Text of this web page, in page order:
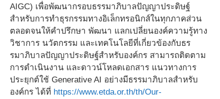
AIGC) เพื่อพัฒนากรอบธรรมาภิบาลปัญญาประดิษฐ์
สำหรับการทำธุรกรรมทางอิเล็กทรอนิกส์ในทุกภาคส่วน
ตลอดจนให้คำปรึกษา พัฒนา แลกเปลี่ยนองค์ความรู้ทาง
วิชาการ นวัตกรรม และเทคโนโลยีที่เกี่ยวข้องกับธร
รมาภิบาลปัญญาประดิษฐ์สำหรับองค์กร สามารถติดตาม
การดำเนินงาน และดาวน์โหลดเอกสาร แนวทางการ
ประยุกต์ใช้ Generative AI อย่างมีธรรมาภิบาลสำหรับ
องค์กร ได้ที่ https://www.etda.or.th/th/Our-